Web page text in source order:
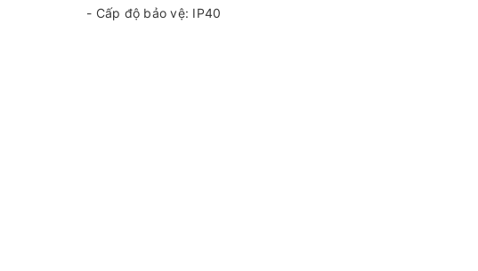
- Cấp độ bảo vệ: IP40